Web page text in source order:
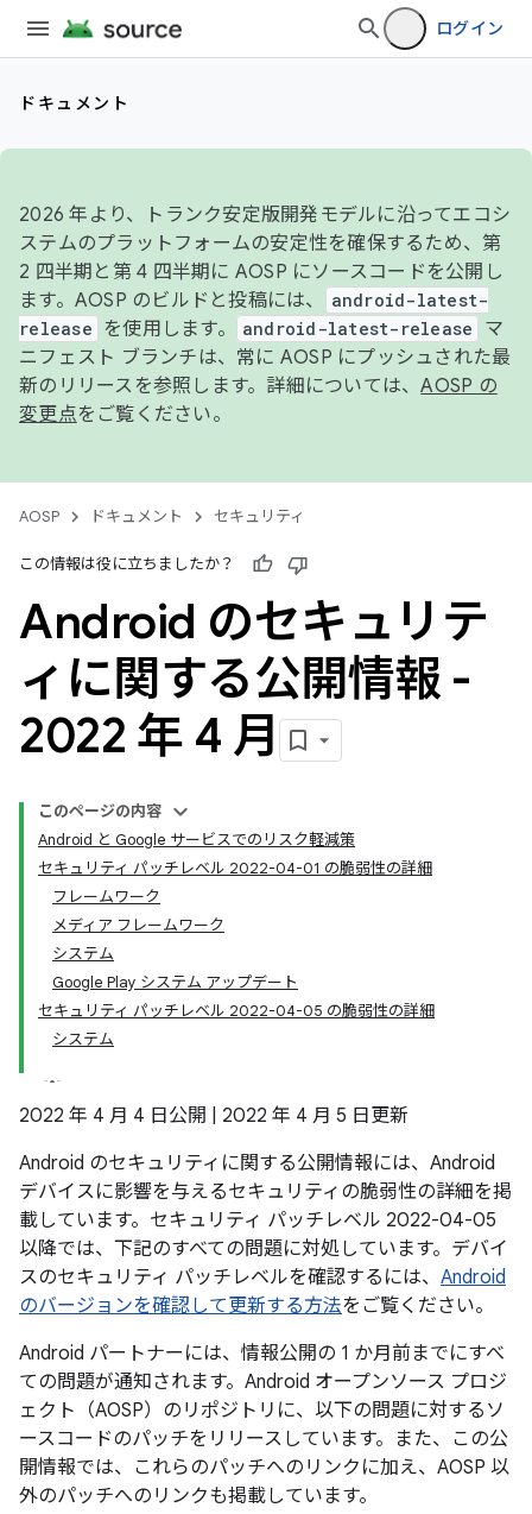
ログイン
ドキュメント
2026 年より、トランク安定版開発モデルに沿ってエコシ
ステムのプラットフォームの安定性を確保するため、第
2 四半期と第 4 四半期に AOSP にソースコードを公開し
ます。AOSP のビルドと投稿には、
android-latest-
release
を使用します。 android-latest-release
マ
ニフェスト ブランチは、常に AOSP にプッシュされた最
新のリリースを参照します。詳細については、AOSP の
変更点をご覧ください。
AOSP ドキュメント セキュリティ
この情報は役に立ちましたか？
Android のセキュリテ
ィに関する公開情報 -
2022 年 4 月
このページの内容
Android と Google サービスでのリスク軽減策
セキュリティ パッチレベル 2022-04-01 の脆弱性の詳細
フレームワーク
メディア フレームワーク
システム
Google Play システム アップデート
セキュリティ パッチレベル 2022-04-05 の脆弱性の詳細
システム
2022 年 4 月 4 日公開 | 2022 年 4 月 5 日更新
Android のセキュリティに関する公開情報には、Android
デバイスに影響を与えるセキュリティの脆弱性の詳細を掲
載しています。セキュリティ パッチレベル 2022-04-05
以降では、下記のすべての問題に対処しています。デバイ
スのセキュリティ パッチレベルを確認するには、 Android
のバージョンを確認して更新する方法をご覧ください。
Android パートナーには、情報公開の 1 か月前までにすべ
ての問題が通知されます。Android オープンソース プロジ
ェクト（AOSP）のリポジトリに、以下の問題に対するソ
ースコードのパッチをリリースしています。また、この公
開情報では、これらのパッチへのリンクに加え、AOSP 以
外のパッチへのリンクも掲載しています。